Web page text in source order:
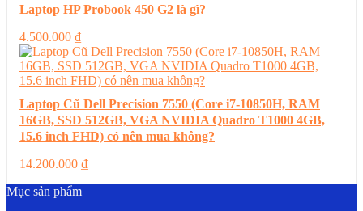
Laptop HP Probook 450 G2 là gì?
4.500.000 ₫
Laptop Cũ Dell Precision 7550 (Core i7-10850H, RAM
16GB, SSD 512GB, VGA NVIDIA Quadro T1000 4GB,
15.6 inch FHD) có nên mua không?
14.200.000 ₫
Mục sản phẩm